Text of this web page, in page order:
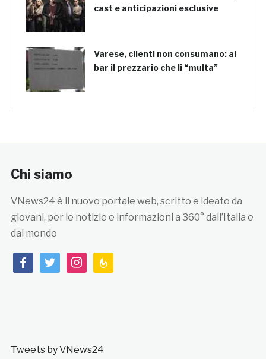
cast e anticipazioni esclusive
Varese, clienti non consumano: al
bar il prezzario che li “multa”
Chi siamo
VNews24 è il nuovo portale web, scritto e ideato da
giovani, per le notizie e informazioni a 360° dall’Italia e
dal mondo
facebooktwitterinstagramfeedburner
Tweets by VNews24